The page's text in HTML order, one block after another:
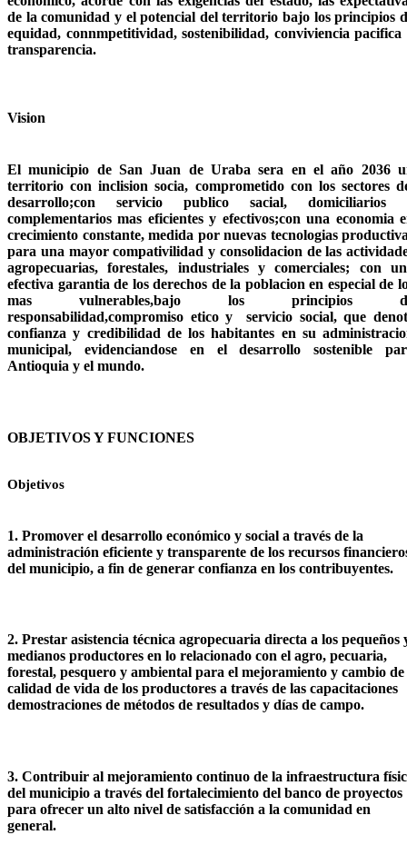
de la comunidad y el potencial del territorio bajo los principios
equidad, connmpetitividad, sostenibilidad, conviviencia pacifica
transparencia.
Vision
El municipio de San Juan de Uraba sera en el año 2036
territorio con inclision socia, comprometido con los sectores
desarrollo;con servicio publico sacial, domiciliarios
complementarios mas eficientes y efectivos;con una economia
crecimiento constante, medida por nuevas tecnologias
para una mayor compativilidad y consolidacion de las
agropecuarias, forestales, industriales y comerciales; con
efectiva garantia de los derechos de la poblacion en especial de
mas vulnerables,bajo los principios
responsabilidad,compromiso etico y servicio social, que
confianza y credibilidad de los habitantes en su
municipal, evidenciandose en el desarrollo sostenible
Antioquia y el mundo.
OBJETIVOS Y FUNCIONES
Objetivos
​1. Promover el desarrollo económico y social a través de la
administración eficiente y transparente de los recursos
del municipio, a fin de generar confianza en los contribuyentes.
2. Prestar asistencia técnica agropecuaria directa a los pequeños
medianos productores en lo relacionado con el agro, pecuaria,
forestal, pesquero y ambiental para el mejoramiento y cambio de
calidad de vida de los productores a través de las capacitaciones
demostraciones de métodos de resultados y días de campo.
3. Contribuir al mejoramiento continuo de la infraestructura
del municipio a través del fortalecimiento del banco de proyectos
para ofrecer un alto nivel de satisfacción a la comunidad en
general.